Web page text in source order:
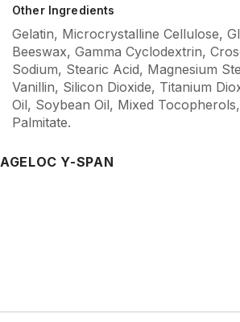
Other Ingredients
Gelatin, Microcrystalline Cellulose,
Beeswax, Gamma Cyclodextrin,
Sodium, Stearic Acid, Magnesium
Vanillin, Silicon Dioxide, Titanium
Oil, Soybean Oil, Mixed
Palmitate.
AGELOC Y-SPAN